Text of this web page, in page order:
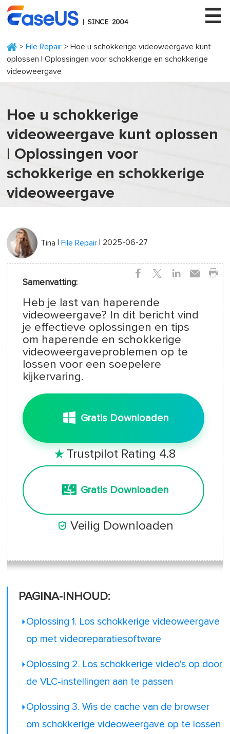
> File Repair > Hoe u schokkerige videoweergave kunt
oplossen | Oplossingen voor schokkerige en schokkerige
videoweergave
Hoe u schokkerige
videoweergave kunt oplossen
| Oplossingen voor
schokkerige en schokkerige
videoweergave
Tina |File Repair | 2025-06-27
Samenvatting:
Heb je last van haperende
videoweergave? In dit bericht vind
je effectieve oplossingen en tips
om haperende en schokkerige
videoweergaveproblemen op te
lossen voor een soepelere
kijkervaring.
Gratis Downloaden
 Trustpilot Rating 4.8
Gratis Downloaden
 Veilig Downloaden
PAGINA-INHOUD:
Oplossing 1. Los schokkerige videoweergave
op met videoreparatiesoftware
Oplossing 2. Los schokkerige video's op door
de VLC-instellingen aan te passen
Oplossing 3. Wis de cache van de browser
om schokkerige videoweergave op te lossen